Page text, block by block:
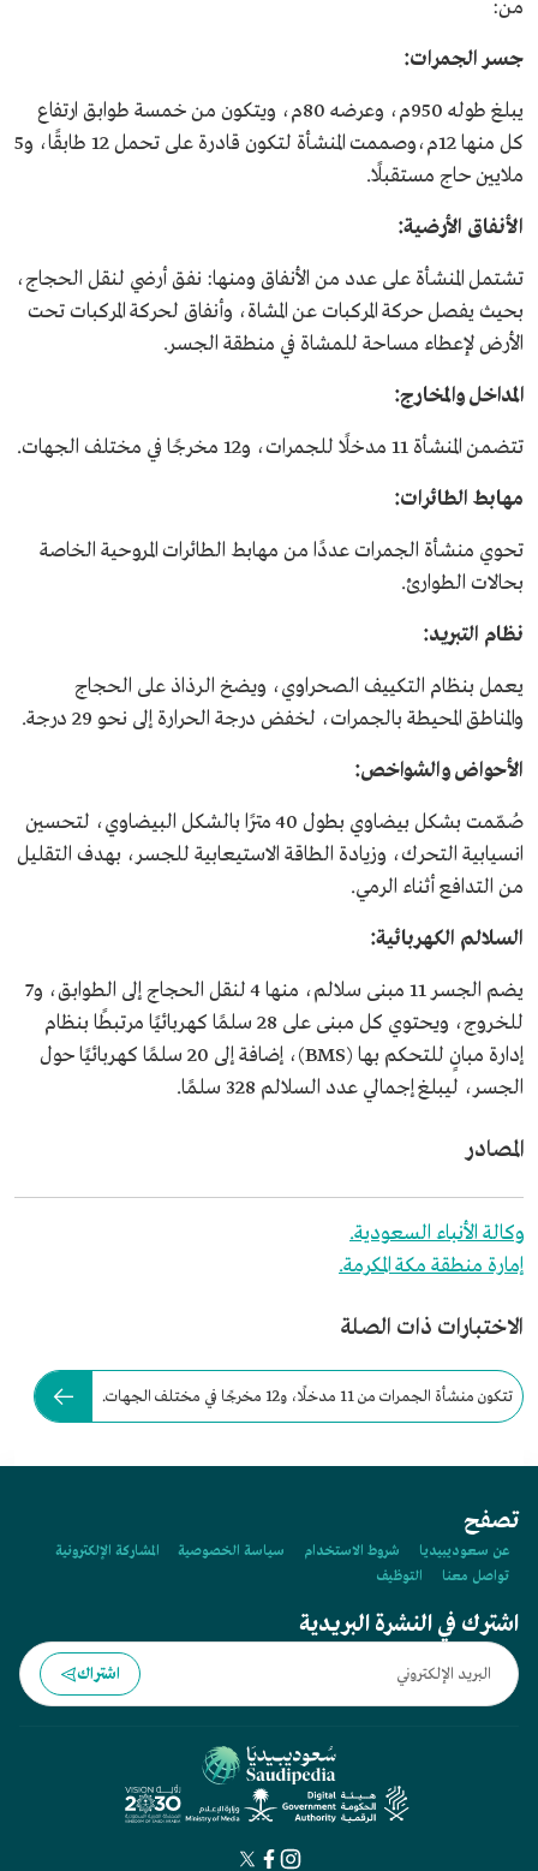
من:
جسر الجمرات:
يبلغ طوله 950م، وعرضه 80م، ويتكون من خمسة طوابق ارتفاع
كل منها 12م،وصممت المنشأة لتكون قادرة على تحمل 12 طابقًا، و5
ملايين حاج مستقبلًا.
الأنفاق الأرضية:
تشتمل المنشأة على عدد من الأنفاق ومنها: نفق أرضي لنقل الحجاج،
بحيث يفصل حركة المركبات عن المشاة، وأنفاق لحركة المركبات تحت
الأرض لإعطاء مساحة للمشاة في منطقة الجسر.
المداخل والمخارج:
تتضمن المنشأة 11 مدخلًا للجمرات، و12 مخرجًا في مختلف الجهات.
مهابط الطائرات:
تحوي منشأة الجمرات عددًا من مهابط الطائرات المروحية الخاصة
بحالات الطوارئ.
نظام التبريد:
يعمل بنظام التكييف الصحراوي، ويضخ الرذاذ على الحجاج
والمناطق المحيطة بالجمرات، لخفض درجة الحرارة إلى نحو 29 درجة.
الأحواض والشواخص:
صُمّمت بشكل بيضاوي بطول 40 مترًا بالشكل البيضاوي، لتحسين
انسيابية التحرك، وزيادة الطاقة الاستيعابية للجسر، بهدف التقليل
من التدافع أثناء الرمي.
السلالم الكهربائية:
يضم الجسر 11 مبنى سلالم، منها 4 لنقل الحجاج إلى الطوابق، و7
للخروج، ويحتوي كل مبنى على 28 سلمًا كهربائيًا مرتبطًا بنظام
إدارة مبانٍ للتحكم بها (BMS)، إضافة إلى 20 سلمًا كهربائيًا حول
الجسر، ليبلغ إجمالي عدد السلالم 328 سلمًا.
المصادر
وكالة الأنباء السعودية.
إمارة منطقة مكة المكرمة.
الاختبارات ذات الصلة
تتكون منشأة الجمرات من 11 مدخلًا، و12 مخرجًا في مختلف الجهات.
تصفح
عن سعوديبيديا شروط الاستخدام سياسة الخصوصية
المشاركة الإلكترونية
تواصل معنا
التوظيف
اشترك في النشرة البريدية
اشتراك